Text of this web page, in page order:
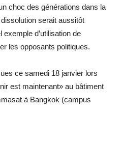
choc des générations dans la
serait aussitôt
d’utilisation de
les opposants politiques.
ce samedi 18 janvier lors
est maintenant» au bâtiment
à Bangkok (campus